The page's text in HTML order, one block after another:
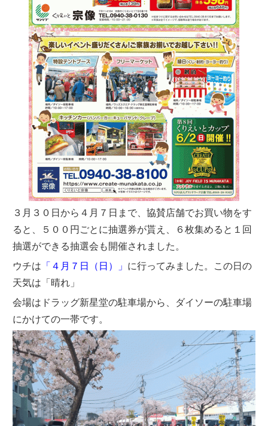
３月３０日から４月７日まで、協賛店舗でお買い物をす
ると、５００円ごとに抽選券が貰え、６枚集めると１回
抽選ができる抽選会も開催されました。
ウチは 「４月７日（日）」 に行ってみました。この日の
天気は「晴れ」
会場はドラッグ新星堂の駐車場から、ダイソーの駐車場
にかけての一帯です。